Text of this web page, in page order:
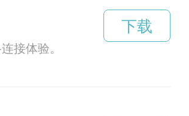
接体验。
下载